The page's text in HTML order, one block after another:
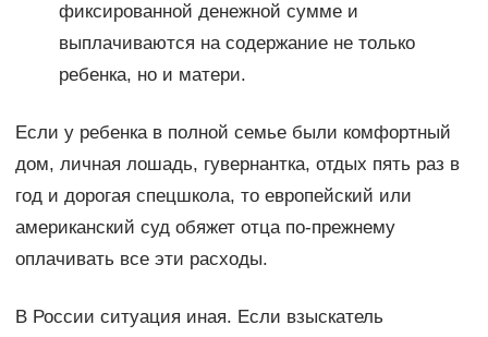
фиксированной денежной сумме и
выплачиваются на содержание не только
ребенка, но и матери.
Если у ребенка в полной семье были комфортный
дом, личная лошадь, гувернантка, отдых пять раз в
год и дорогая спецшкола, то европейский или
американский суд обяжет отца по-прежнему
оплачивать все эти расходы.
В России ситуация иная. Если взыскатель